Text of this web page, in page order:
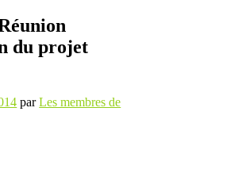
du projet
parLes membres de